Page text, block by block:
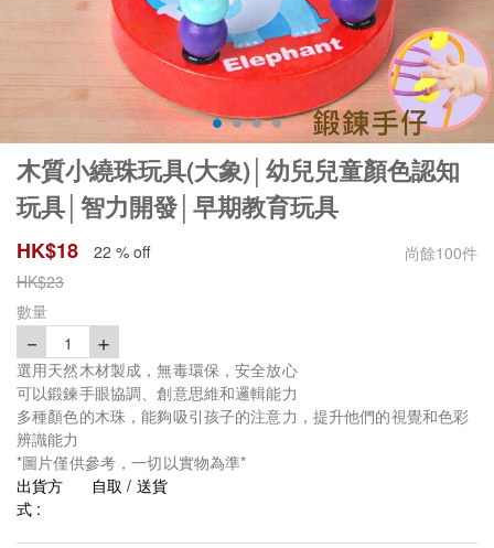
木質小繞珠玩具(大象)│幼兒兒童顏色認知
玩具│智力開發│早期教育玩具
HK$18 22 % off 尚餘100件
HK$23
數量
－ 1 ＋
選用天然木材製成，無毒環保，安全放心
可以鍛鍊手眼協調、創意思維和邏輯能力
多種顏色的木珠，能夠吸引孩子的注意力，提升他們的視覺和色彩
辨識能力
*圖片僅供參考，一切以實物為準*
出貨方
式 :
自取 / 送貨